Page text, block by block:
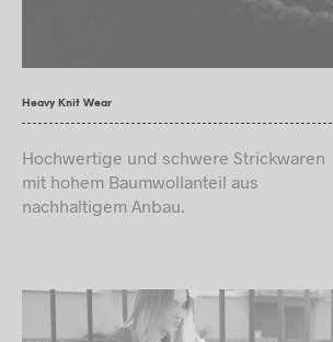
Heavy Knit Wear
Hochwertige und schwere Strickwaren
mit hohem Baumwollanteil aus
nachhaltigem Anbau.